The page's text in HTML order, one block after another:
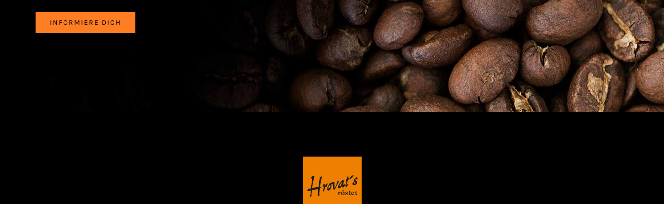
INFORMIERE DICH